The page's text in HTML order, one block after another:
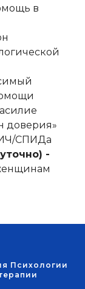
в
доверия»
СПИДа
-
Психологии